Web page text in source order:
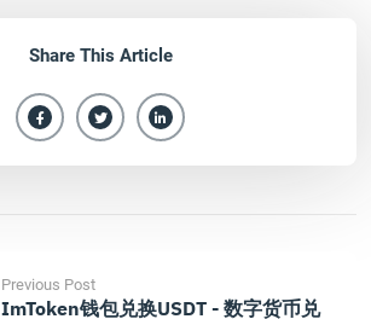
Share This Article
Previous Post
ImToken钱包兑换USDT - 数字货币兑